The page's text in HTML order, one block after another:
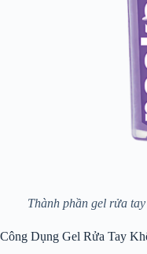
Thành phần gel rửa
Công Dụng Gel Rửa Tay